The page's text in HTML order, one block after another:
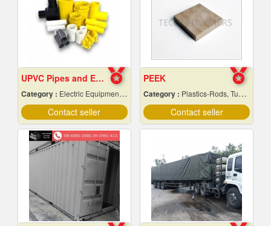
UPVC Pipes and Electrical Conduit Accessories in Pattaya and Chonburi
Category : Electric Equipment & Supplies-Wholesale & Manufacturers
Contact seller
PEEK
Category : Plastics-Rods, Tubes, Sheets, Etc, Supply Centers
Contact seller